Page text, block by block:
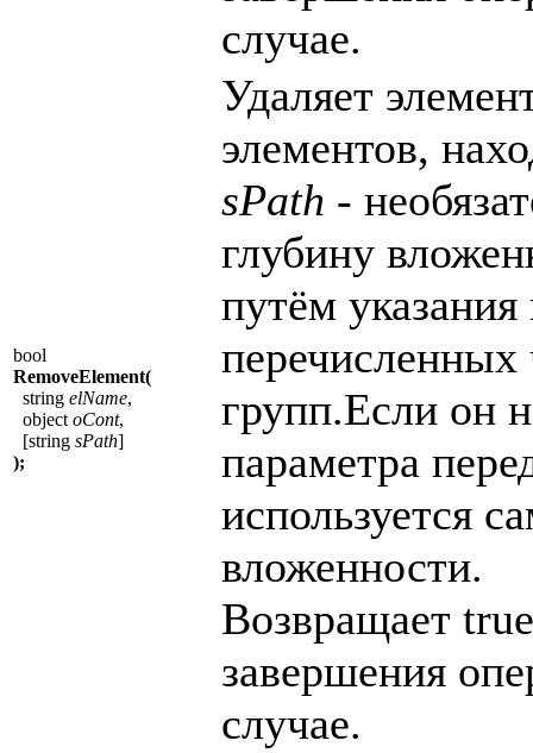
случае.
bool
RemoveElement(
string elName,
objectoCont,
[string sPath]
);
Удаляет
элементов,
sPath -
глубину
путём
перечисленных
групп.Если он
параметра
используется
вложенности.
Возвращает
завершения
случае.